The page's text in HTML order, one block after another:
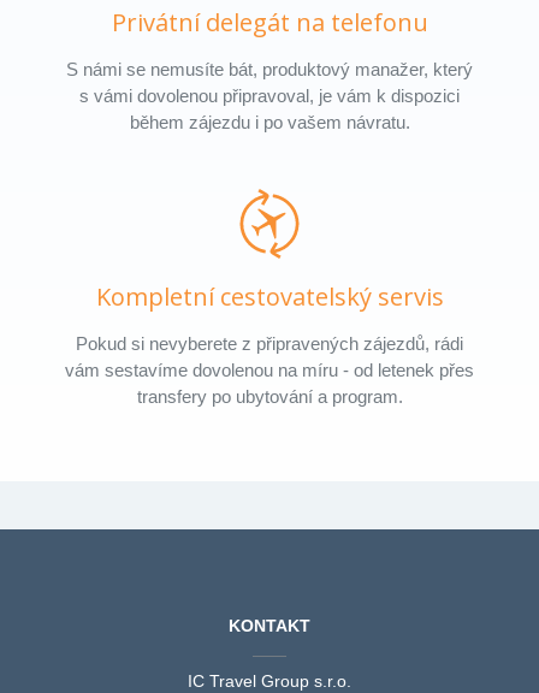
Privátní delegát na telefonu
S námi se nemusíte bát, produktový manažer, který
s vámi dovolenou připravoval, je vám k dispozici
během zájezdu i po vašem návratu.
Kompletní cestovatelský servis
Pokud si nevyberete z připravených zájezdů, rádi
vám sestavíme dovolenou na míru - od letenek přes
transfery po ubytování a program.
KONTAKT
IC Travel Group s.r.o.